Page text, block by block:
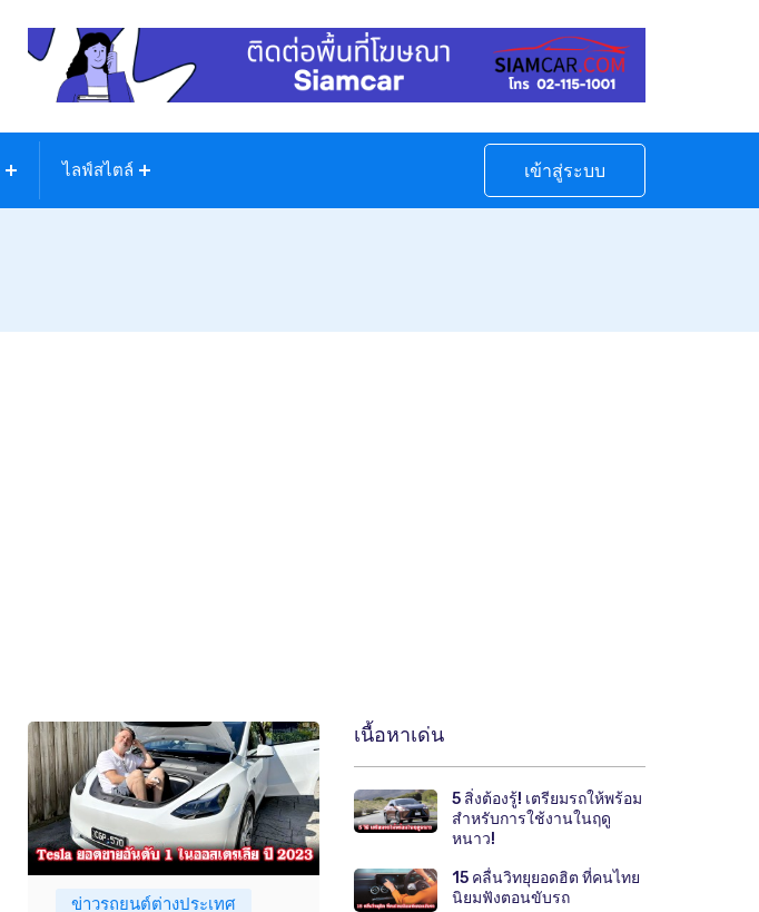
ไลฟ์สไตล์ เข้าสู่ระบบ
ข่าวรถยนต์ต่างประเทศ
เนื้อหาเด่น
5 สิ่งต้องรู้! เตรียมรถให้พร้อม
สำหรับการใช้งานในฤดู
หนาว!
15 คลื่นวิทยุยอดฮิต ที่คนไทย
นิยมฟังตอนขับรถ